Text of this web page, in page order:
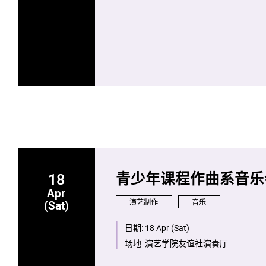
18
Apr
(Sat)
青少年课程作曲系音
演艺制作 音乐
日期: 18 Apr (Sat)
场地:演艺学院友谊社演奏厅